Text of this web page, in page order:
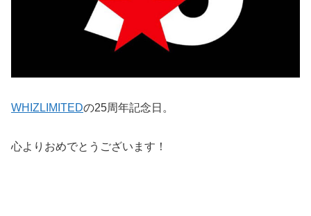
WHIZLIMITEDの25周年記念日。
心よりおめでとうございます！